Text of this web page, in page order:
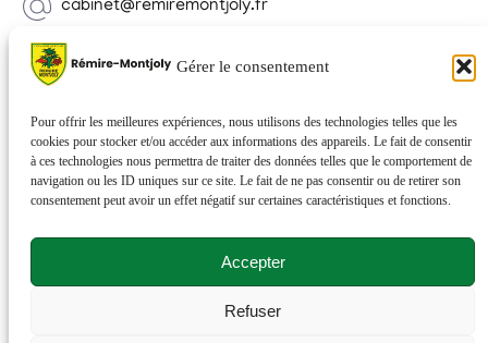
Gérer le consentement
Pour offrir les meilleures expériences, nous utilisons des technologies telles que les
cookies pour stocker et/ou accéder aux informations des appareils. Le fait de consentir
à ces technologies nous permettra de traiter des données telles que le comportement de
navigation ou les ID uniques sur ce site. Le fait de ne pas consentir ou de retirer son
consentement peut avoir un effet négatif sur certaines caractéristiques et fonctions.
Accepter
Refuser
cabinet@remiremontjoly.fr
Newsletter
nouvelles de votre commune.